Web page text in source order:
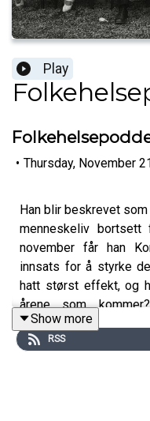
Play
• Thursday, November
Han blir beskrevet
menneskeliv bortsett
november får han
innsats for å styrke
hatt størst effekt, og
årene som
Folkehelsepodden
jobber på
Show more
RSS